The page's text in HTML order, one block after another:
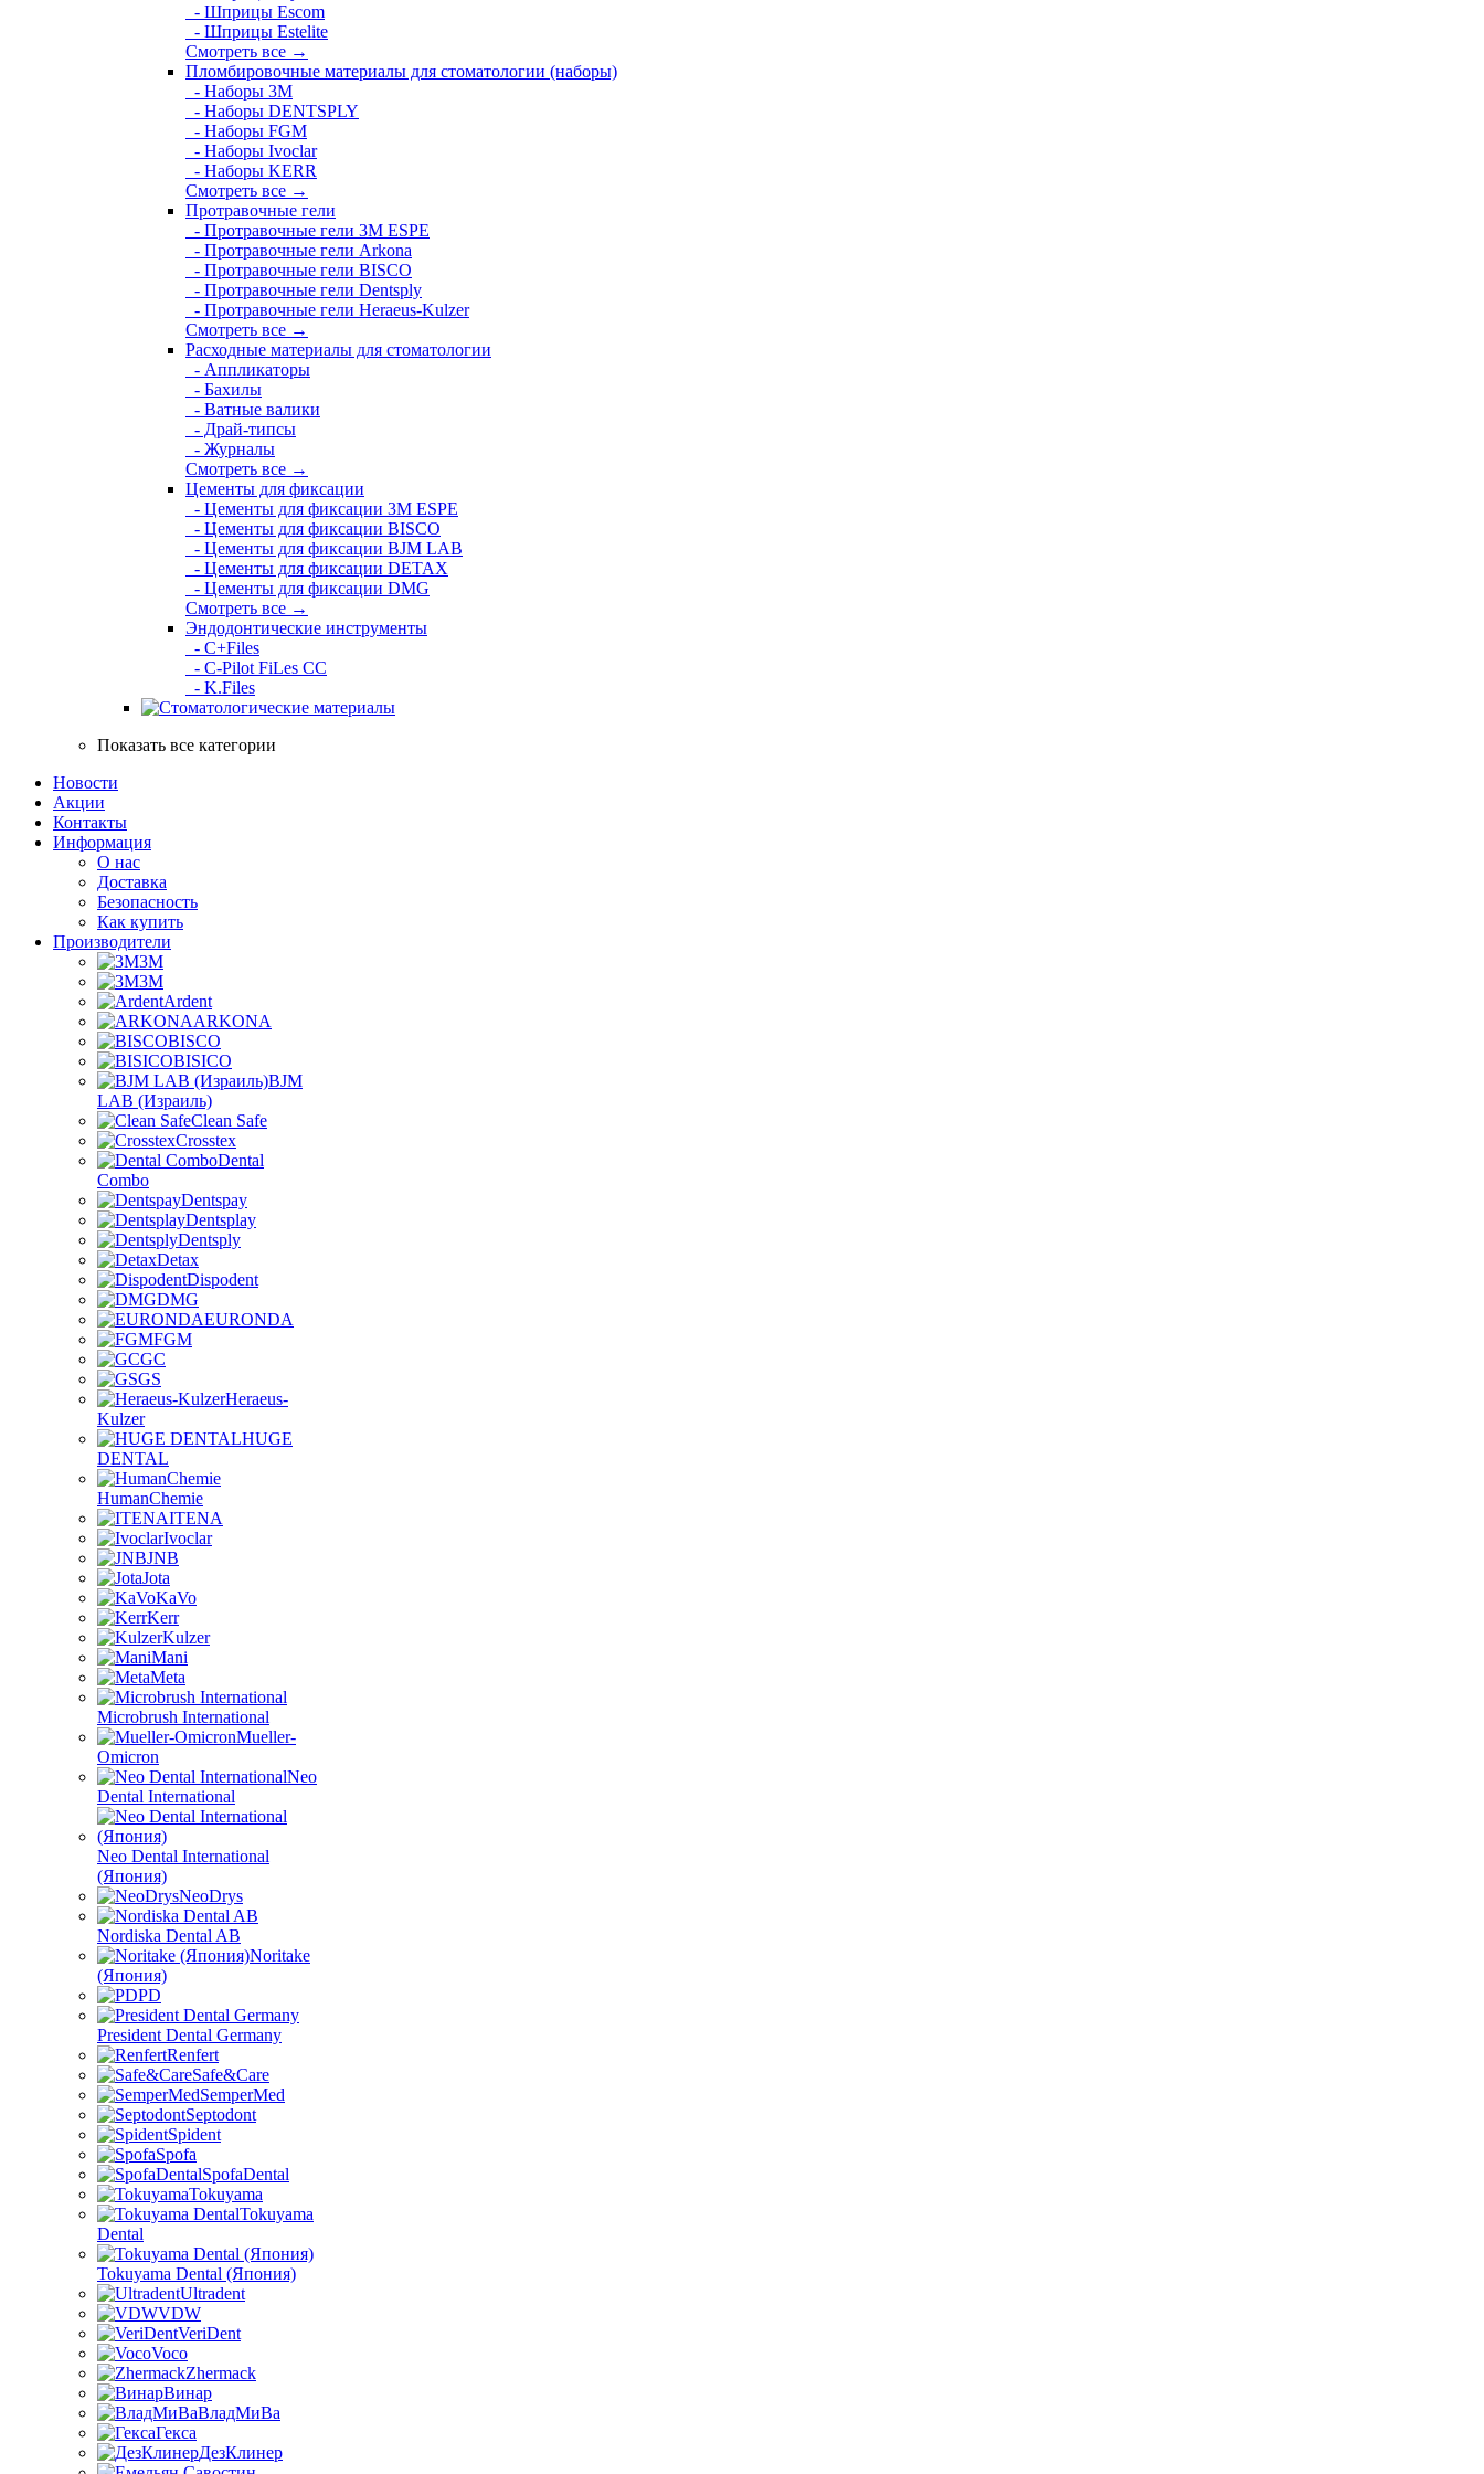
- Шприцы Escom
- Шприцы Estelite
Смотреть все →
Пломбировочные материалы для стоматологии (наборы)
- Наборы 3М
- Наборы DENTSPLY
- Наборы FGM
- Наборы Ivoclar
- Наборы KERR
Смотреть все →
Протравочные гели
- Протравочные гели 3М ESPE
- Протравочные гели Arkona
- Протравочные гели BISCO
- Протравочные гели Dentsply
- Протравочные гели Heraeus-Kulzer
Смотреть все →
Расходные материалы для стоматологии
- Аппликаторы
- Бахилы
- Ватные валики
- Драй-типсы
- Журналы
Смотреть все →
Цементы для фиксации
- Цементы для фиксации 3M ESPE
- Цементы для фиксации BISCO
- Цементы для фиксации BJM LAB
- Цементы для фиксации DETAX
- Цементы для фиксации DMG
Смотреть все →
Эндодонтические инструменты
- C+Files
- C-Pilot FiLes CC
- K.Files
Показать все категории
Новости
Акции
Контакты
Информация
О нас
Доставка
Безопасность
Как купить
Производители
3M
3М
Ardent
ARKONA
BISCO
BISICO
BJM
LAB (Израиль)
Clean Safe
Crosstex
Dental
Combo
Dentspay
Dentsplay
Dentsply
Detax
Dispodent
DMG
EURONDA
FGM
GC
GS
Heraeus-
Kulzer
HUGE
DENTAL
HumanChemie
ITENA
Ivoclar
JNB
Jota
KaVo
Kerr
Kulzer
Mani
Meta
Microbrush International
Mueller-
Omicron
Neo
Dental International
Neo Dental International
(Япония)
NeoDrys
Nordiska Dental AB
Noritake
(Япония)
PD
President Dental Germany
Renfert
Safe&Care
SemperMed
Septodont
Spident
Spofa
SpofaDental
Tokuyama
Tokuyama
Dental
Tokuyama Dental (Япония)
Ultradent
VDW
VeriDent
Voco
Zhermack
Винар
ВладМиВа
Гекса
ДезКлинер